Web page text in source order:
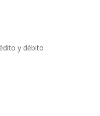
y débito